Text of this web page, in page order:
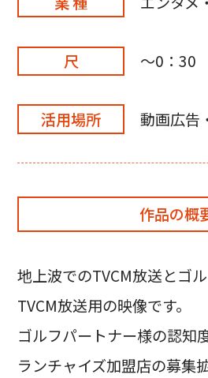
尺 ～0：30
活用場所 動画広告
作品の概
地上波でのTVCM放送とゴ
TVCM放送用の映像です。
ゴルフパートナー様の認知
ランチャイズ加盟店の募集